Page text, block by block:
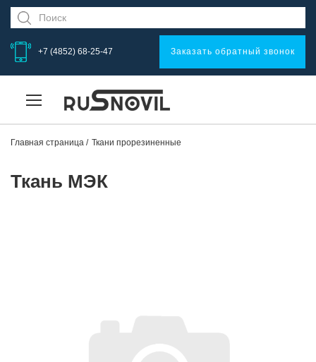
+7 (4852) 68-25-47 Заказать обратный звонок
Главная страница Ткани прорезиненные
Ткань МЭК